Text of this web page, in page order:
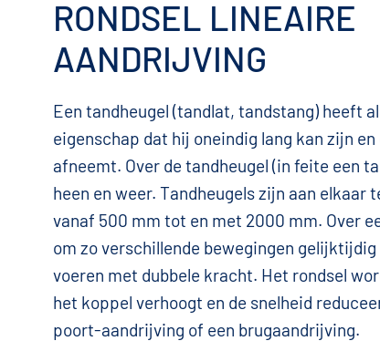
RONDSEL LINEAIRE
AANDRIJVING
Een tandheugel (tandlat, tandstang) heeft
eigenschap dat hij oneindig lang kan zijn
afneemt. Over de tandheugel (in feite een
heen en weer. Tandheugels zijn aan
vanaf 500 mm tot en met 2000 mm. Over
om zo verschillende bewegingen
voeren met dubbele kracht. Het rondsel
het koppel verhoogt en de snelheid
poort-aandrijving of een brugaandrijving.